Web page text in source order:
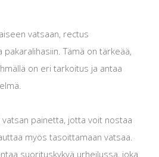
vatsaan, rectus
pakaralihasiin. Tämä on tärkeää,
on eri tarkoitus ja antaa
painetta, jotta voit nostaa
myös tasoittamaan vatsaa.
suorituskykyä urheilussa, joka